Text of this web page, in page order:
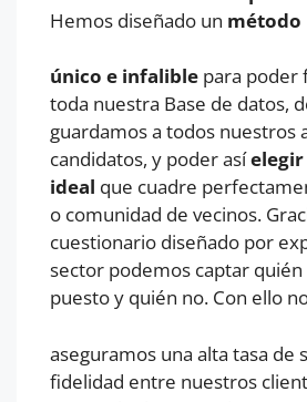
Hemos diseñado un método
único e infalible para poder
toda nuestra Base de datos,
guardamos a todos nuestros
candidatos, y poder así
ideal que cuadre
o comunidad de vecinos.
cuestionario diseñado por
sector podemos captar quién
puesto y quién no. Con ello
aseguramos una alta tasa de
fidelidad entre nuestros